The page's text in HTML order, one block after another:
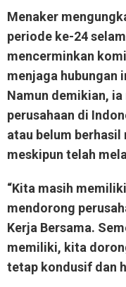
Menaker
periode ke-24
mencerminkan
menjaga hubungan
Namun demikian,
perusahaan di
atau belum berhasil
meskipun telah
“Kita masih
mendorong
Kerja Bersama.
memiliki, kita
tetap kondusif dan